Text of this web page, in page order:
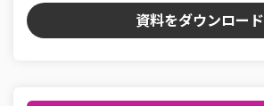
資料をダウンロード